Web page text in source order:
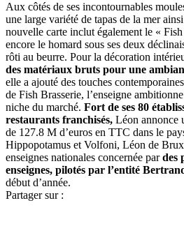
Aux côtés de ses incontournables
une large variété de tapas de la mer
nouvelle carte inclut également le «
encore le homard sous ses deux
rôti au beurre. Pour la décoration
des matériaux bruts pour une
elle a ajouté des touches
de Fish Brasserie, l’enseigne
niche du marché. Fort de ses 80
restaurants franchisés, Léon annonce
de 127.8 M d’euros en TTC dans le
Hippopotamus et Volfoni, Léon de
enseignes nationales concernée pardes
enseignes, pilotés par l’entité
début d’année.
Partager sur :